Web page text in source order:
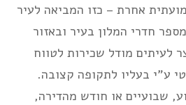
אחרת – כזו המביאה לעיר
חדרי המלון בעיר ובאזור
לעיתים מודל שכירות לטווח
ע”י בעליו לתקופה קצובה.
שבועיים או חודש מהדירה,